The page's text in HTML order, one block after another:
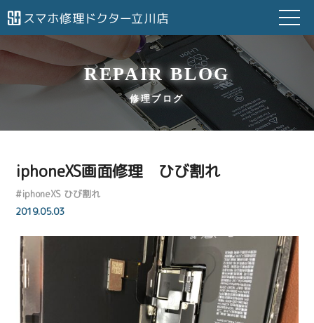
REPAIR BLOG
修理ブログ
iphoneXS画面修理 ひび割れ
#iphoneXS ひび割れ
2019.05.03